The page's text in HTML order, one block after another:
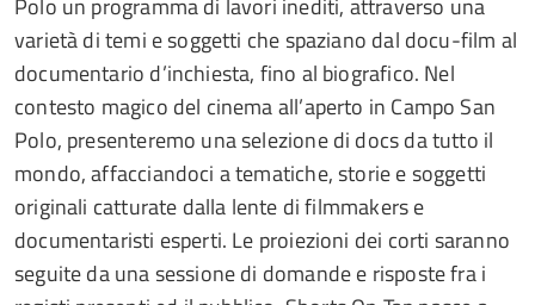
varietà di temi e soggetti che spaziano dal docu-film al
documentario d’inchiesta, fino al biografico. Nel
contesto magico del cinema all’aperto in Campo San
Polo, presenteremo una selezione di docs da tutto il
mondo, affacciandoci a tematiche, storie e soggetti
originali catturate dalla lente di filmmakers e
documentaristi esperti. Le proiezioni dei corti saranno
seguite da una sessione di domande e risposte fra i